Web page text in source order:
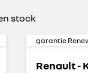
stock
garantie
Renault -